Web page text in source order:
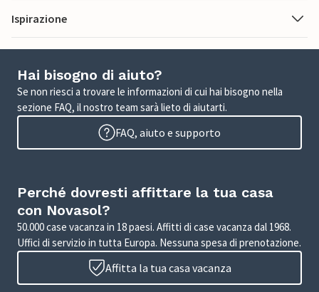
Ispirazione
Hai bisogno di aiuto?
Se non riesci a trovare le informazioni di cui hai bisogno nella
sezione FAQ, il nostro team sarà lieto di aiutarti.
FAQ, aiuto e supporto
Perché dovresti affittare la tua casa
con Novasol?
50.000 case vacanza in 18 paesi. Affitti di case vacanza dal 1968.
Uffici di servizio in tutta Europa. Nessuna spesa di prenotazione.
Affitta la tua casa vacanza